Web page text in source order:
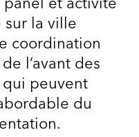
la ville
coordination
l’avant des
qui peuvent
du